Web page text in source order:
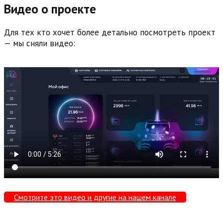
Видео о проекте
Для тех кто хочет более детально посмотреть проект
— мы сняли видео:
Смотрите это видео и другие на нашем канале